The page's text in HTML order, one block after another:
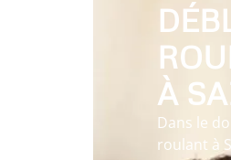
À
Dans le
roulant à